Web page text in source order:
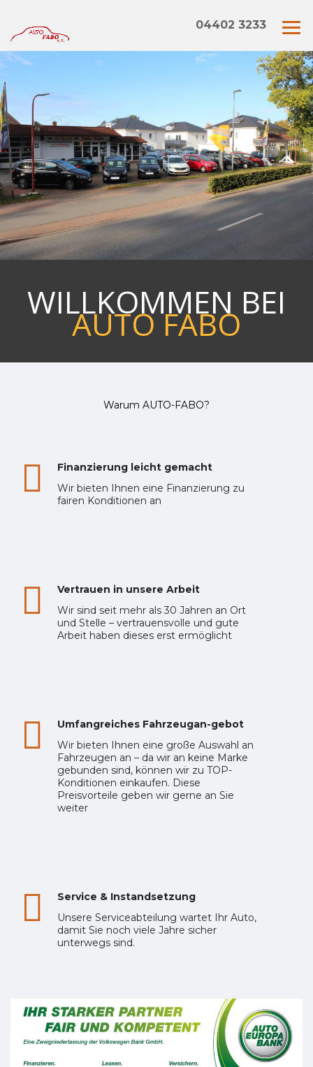
04402 3233
WILLKOMMEN BEI
AUTO FABO
Warum AUTO-FABO?
Finanzierung leicht gemacht
Wir bieten Ihnen eine Finanzierung zu
fairen Konditionen an
Vertrauen in unsere Arbeit
Wir sind seit mehr als 30 Jahren an Ort
und Stelle – vertrauensvolle und gute
Arbeit haben dieses erst ermöglicht
Umfangreiches Fahrzeugan-gebot
Wir bieten Ihnen eine große Auswahl an
Fahrzeugen an – da wir an keine Marke
gebunden sind, können wir zu TOP-
Konditionen einkaufen. Diese
Preisvorteile geben wir gerne an Sie
weiter
Service & Instandsetzung
Unsere Serviceabteilung wartet Ihr Auto,
damit Sie noch viele Jahre sicher
unterwegs sind.